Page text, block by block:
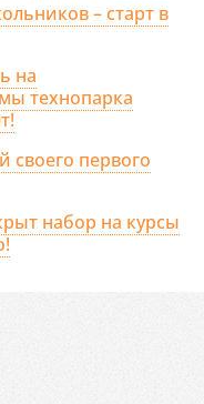
– старт в
на
технопарка
своего первого
набор на курсы